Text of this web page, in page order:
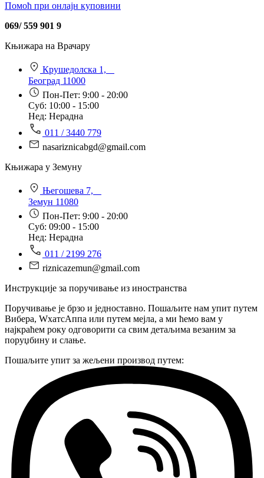
Помоћ при онлајн куповини
069/ 559 901 9
Књижара на Врачару
Крушедолска 1,
Београд 11000
Пон-Пет: 9:00 - 20:00
Суб: 10:00 - 15:00
Нед: Нерадна
011 / 3440 779
nasariznicabgd@gmail.com
Књижара у Земуну
Његошева 7,
Земун 11080
Пон-Пет: 9:00 - 20:00
Суб: 09:00 - 15:00
Нед: Нерадна
011 / 2199 276
riznicazemun@gmail.com
Инструкције за поручивање из иностранства
Поручивање је брзо и једноставно. Пошаљите нам упит путем
Вибера, WхатсАппа или путем мејла, а ми ћемо вам у
најкраћем року одговорити са свим детаљима везаним за
поруџбину и слање.
Пошаљите упит за жељени производ путем: